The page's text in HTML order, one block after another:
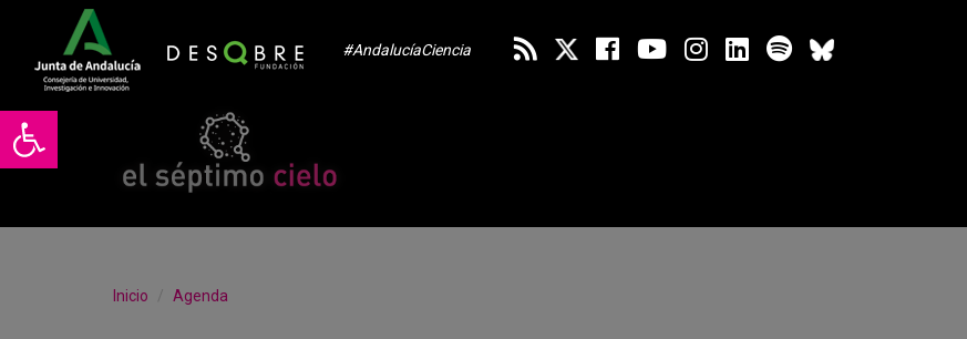
Abrir barra de herramientas
#AndalucíaCiencia
Inicio Agenda